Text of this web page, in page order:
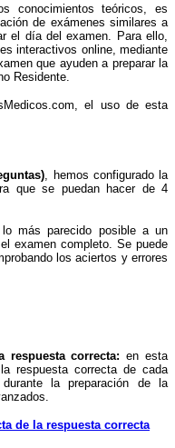
conocimientos teóricos, es
de exámenes similares a
el día del examen. Para ello,
interactivos online, mediante
que ayuden a preparar la
Residente
el uso de esta
, hemos configurado la
que se puedan hacer de 4
lo más parecido posible a un
examen completo. Se puede
los aciertos y errores
correcta: en esta
respuesta correcta de cada
la preparación de la
de la respuesta correcta